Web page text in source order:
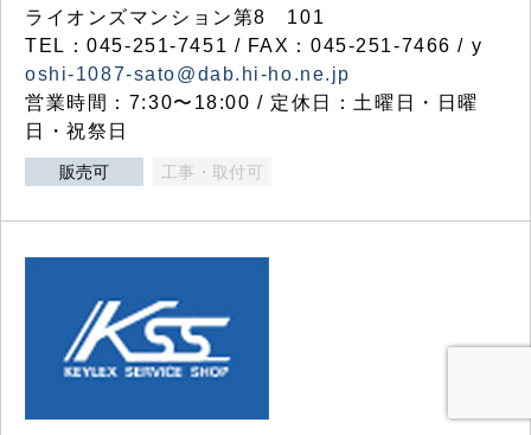
ライオンズマンション第8 101
TEL：045-251-7451 / FAX：045-251-7466 / y
oshi-1087-sato@dab.hi-ho.ne.jp
営業時間：7:30〜18:00 / 定休日：土曜日・日曜
日・祝祭日
販売可 工事・取付可